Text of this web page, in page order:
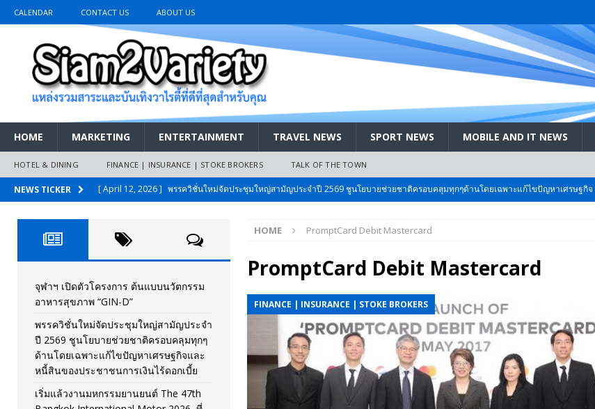
CALENDAR CONTACT US ABOUT US
HOME MARKETING ENTERTAINMENT TRAVEL NEWS SPORT NEWS MOBILE AND IT NEWS
HOTEL & DINING FINANCE | INSURANCE | STOKE BROKERS TALK OF THE TOWN
NEWS TICKER [ April 12, 2026 ] พรรควิชั่นใหม่จัดประชุมใหญ่สามัญประจำปี 2569 ชูนโยบายช่วยชาติครอบคลุมทุกๆด้านโดยเฉพาะแก้ไขปัญหาเศรษฐกิจ
[ March 26, 2026 ]
เริ่มแล้วงานมหกรรมยานยนต์ The 47th Bangkok International Motor 2026 ที่คนรักรถ ไม่ควรพลาด 25 มีค. – 5
เมย.2569
AUTO NEWS
[ February 10, 2026 ] นครปฐมส้มไม่แผ่ว แต่บ้านใหญ่ผนึกกำลัง สกัด!! เจาะสนามเจดีย์ใหญ่: เมื่อคะแนนนิยม ‘ส้ม’ พุ่งชนกำแพง ‘บ้านใหญ่’ ใน
วันที่สายอนุรักษ์นิยมเลิกรบกันเอง
PR NEWS
[ November 26, 2025 ] i-Motor เปิดตัว BREEZE ปักธงผู้นำ EV สองล้อที่เข้าใจผู้ใช้ไทยมากที่สุด
AUTO NEWS
[ April 30, 2026 ] จุฬาฯ เปิดตัวโครงการ ต้นแบบนวัตกรรมอาหารสุขภาพ “GIN-D” EVENT SOCIAL LIFE
HOME PromptCard Debit Mastercard
PromptCard Debit Mastercard
FINANCE | INSURANCE | STOKE BROKERS
จุฬาฯ เปิดตัวโครงการ ต้นแบบนวัตกรรม
อาหารสุขภาพ “GIN-D”
พรรควิชั่นใหม่จัดประชุมใหญ่สามัญประจำ
ปี 2569 ชูนโยบายช่วยชาติครอบคลุมทุกๆ
ด้านโดยเฉพาะแก้ไขปัญหาเศรษฐกิจและ
หนี้สินของประชาชนการเงินไร้ดอกเบี้ย
เริ่มแล้วงานมหกรรมยานยนต์ The 47th